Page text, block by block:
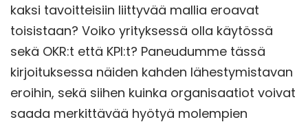
kaksi tavoitteisiin liittyvää mallia eroavat
toisistaan? Voiko yrityksessä olla käytössä
sekä OKR:t että KPI:t? Paneudumme tässä
kirjoituksessa näiden kahden lähestymistavan
eroihin, sekä siihen kuinka organisaatiot voivat
saada merkittävää hyötyä molempien